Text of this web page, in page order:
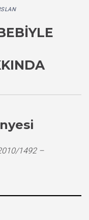
1492 –